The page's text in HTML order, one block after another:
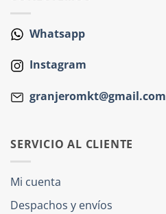
Whatsapp
Instagram
granjeromkt@gmail.com
SERVICIO AL CLIENTE
Mi cuenta
Despachos y envíos